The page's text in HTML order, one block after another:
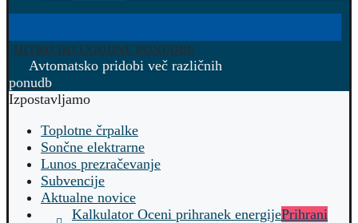
HITRO DO UGODNE PONUDBE
Avtomatsko pridobi več različnih
ponudb
Izpostavljamo
Toplotne črpalke
Sončne elektrarne
Lunos prezračevanje
Subvencije
Aktualne novice
Kalkulator Oceni prihranek energijePrihrani